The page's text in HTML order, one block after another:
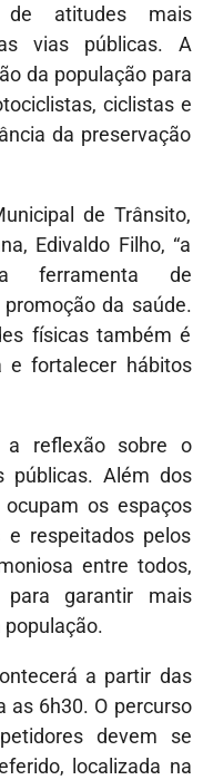
de atitudes mais
vias públicas. A
da população para
ciclistas e
da preservação
de Trânsito,
Edivaldo Filho, “a
ferramenta de
da saúde.
físicas também é
e fortalecer hábitos
a reflexão sobre o
públicas. Além dos
os espaços
respeitados pelos
entre todos,
garantir mais
população.
a partir das
as 6h30. O percurso
devem se
localizada na